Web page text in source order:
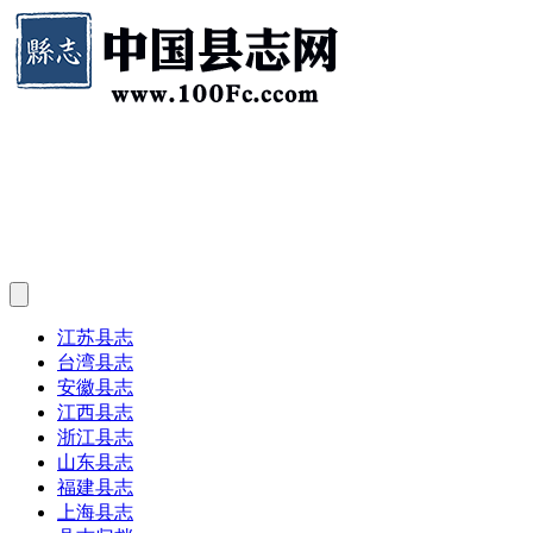
江苏县志
台湾县志
安徽县志
江西县志
浙江县志
山东县志
福建县志
上海县志